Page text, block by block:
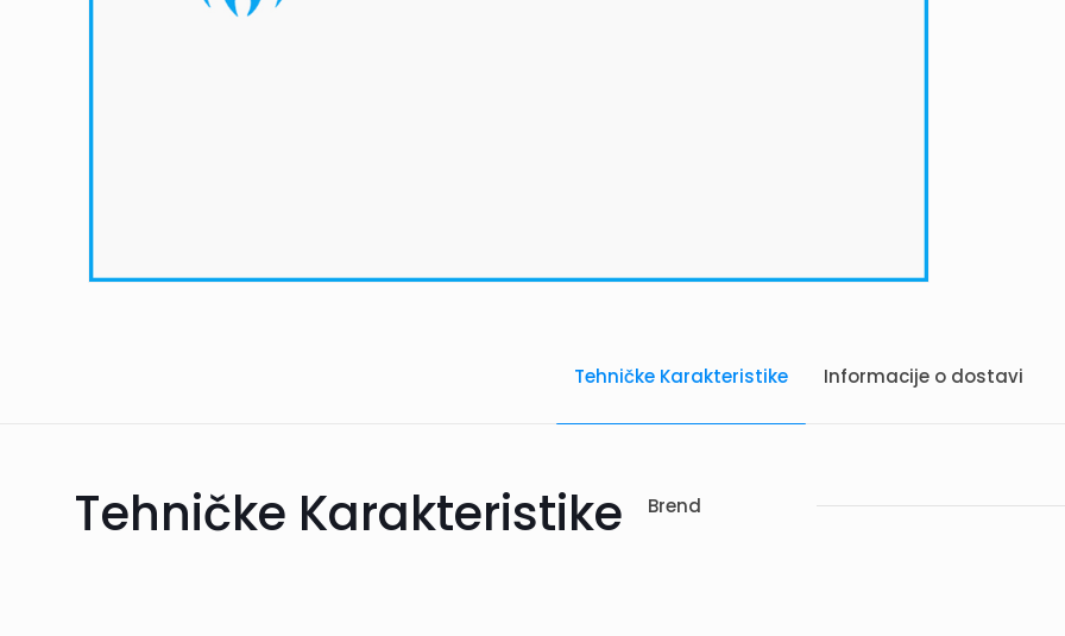
Tehničke Karakteristike Informacije o dostavi
Tehničke Karakteristike Brend